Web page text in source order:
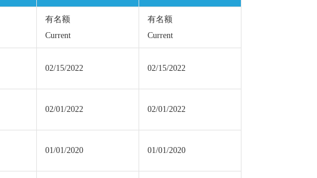
有名额
Current
有名额
Current
02/15/2022 02/15/2022
02/01/2022 02/01/2022
01/01/2020 01/01/2020